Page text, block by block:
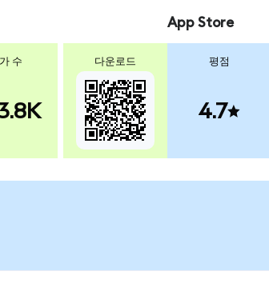
수 다운로드
App Store
평점
4.7